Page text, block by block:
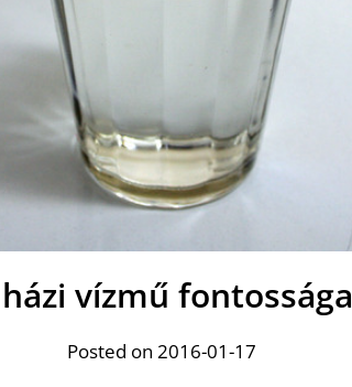
vízmű fontossága
Posted on 2016-01-17